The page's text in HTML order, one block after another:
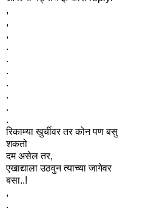
,
,
,
.
.
.
.
.
.
.
रिकाम्या खुर्चीवर तर कोन पण बसु
शकतो
दम असेल तर,
एखाद्याला उठवुन त्याच्या जागेवर
बसा..!
,
.